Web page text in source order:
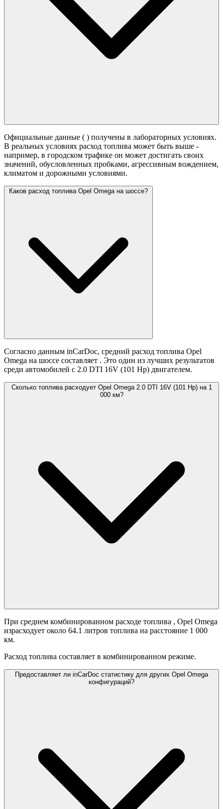
Официальные данные ( ) получены в лабораторных условиях.
В реальных условиях расход топлива может быть выше -
например, в городском трафике он может достигать своих
значений, обусловленных пробками, агрессивным вождением,
климатом и дорожными условиями.
Каков расход топлива Opel Omega на шоссе?
Согласно данным inCarDoc, средний расход топлива Opel
Omega на шоссе составляет . Это один из лучших результатов
среди автомобилей с 2.0 DTI 16V (101 Hp) двигателем.
Сколько топлива расходует Opel Omega 2.0 DTI 16V (101 Hp) на 1
000 км?
При среднем комбинированном расходе топлива , Opel Omega
израсходует около 64.1 литров топлива на расстояние 1 000
км.
Расход топлива составляет в комбинированном режиме.
Предоставляет ли inCarDoc статистику для других Opel Omega
конфигураций?